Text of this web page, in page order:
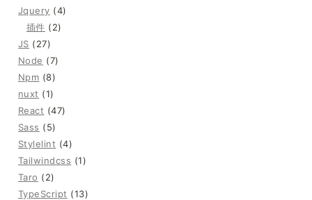
Jquery (4)
插件 (2)
JS (27)
Node (7)
Npm (8)
nuxt (1)
React (47)
Sass (5)
Stylelint (4)
Tailwindcss (1)
Taro (2)
TypeScript (13)